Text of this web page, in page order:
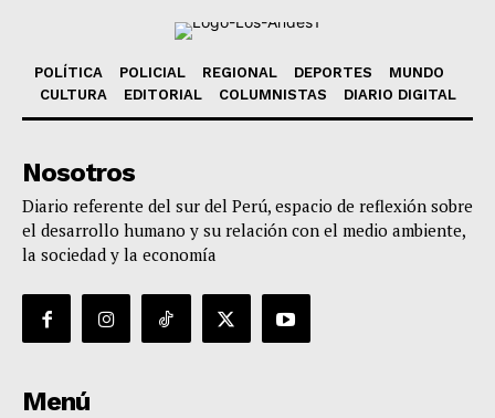
POLÍTICA POLICIAL REGIONAL DEPORTES
MUNDO
CULTURA
EDITORIAL COLUMNISTAS DIARIO DIGITAL
Nosotros
Diario referente del sur del Perú, espacio de reflexión sobre
el desarrollo humano y su relación con el medio ambiente,
la sociedad y la economía
Menú